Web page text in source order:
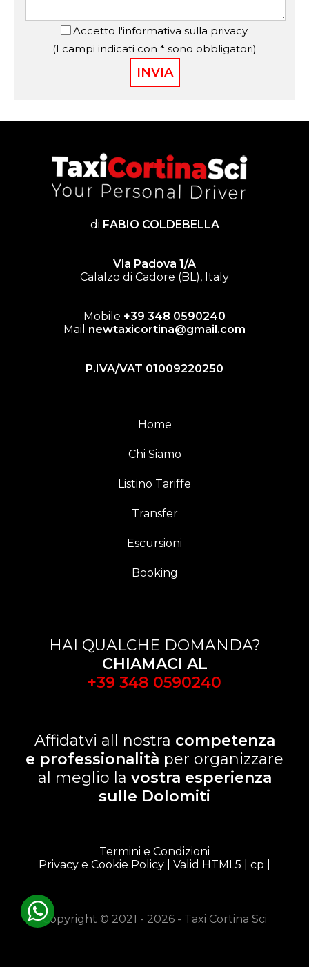
Accetto l'informativa sulla privacy
(I campi indicati con * sono obbligatori)
di FABIO COLDEBELLA
Via Padova 1/A
Calalzo di Cadore (BL), Italy
Mobile +39 348 0590240
Mail newtaxicortina@gmail.com
P.IVA/VAT 01009220250
Home
Chi Siamo
Listino Tariffe
Transfer
Escursioni
Booking
HAI QUALCHE DOMANDA?
CHIAMACI AL
+39 348 0590240
Affidatvi all nostra competenza
e professionalità per organizzare
al meglio la vostra esperienza
sulle Dolomiti
Termini e Condizioni
Privacy e Cookie Policy | Valid HTML5 | cp
Copyright © 2021 - 2026 - Taxi Cortina Sci